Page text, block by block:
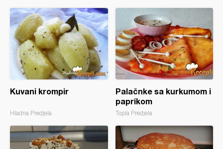
Kuvani krompir
Hladna Predjela
Palačnke sa kurkumom i
paprikom
Topla Predjela